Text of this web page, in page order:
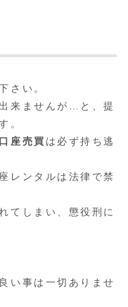
さい。
来ませんが…と、提
。
座売買 は必ず持ち逃
レンタルは法律で禁
てしまい、懲役刑に
い事は一切ありませ